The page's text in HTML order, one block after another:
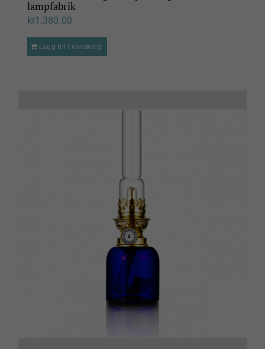
lampfabrik
kr1,380.00
Lägg till i varukorg